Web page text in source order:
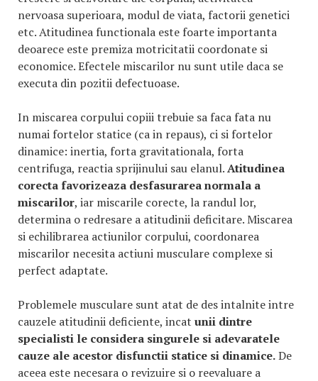
nervoasa superioara, modul de viata, factorii genetici
etc. Atitudinea functionala este foarte importanta
deoarece este premiza motricitatii coordonate si
economice. Efectele miscarilor nu sunt utile daca se
executa din pozitii defectuoase.
In miscarea corpului copiii trebuie sa faca fata nu
numai fortelor statice (ca in repaus), ci si fortelor
dinamice: inertia, forta gravitationala, forta
centrifuga, reactia sprijinului sau elanul.Atitudinea
corecta favorizeaza desfasurarea normala a
miscarilor, iar miscarile corecte, la randul lor,
determina o redresare a atitudinii deficitare. Miscarea
si echilibrarea actiunilor corpului, coordonarea
miscarilor necesita actiuni musculare complexe si
perfect adaptate.
Problemele musculare sunt atat de des intalnite intre
cauzele atitudinii deficiente, incat unii dintre
specialisti le considera singurele si adevaratele
cauze ale acestor disfunctii statice si dinamice.De
aceea este necesara o revizuire si o reevaluare a